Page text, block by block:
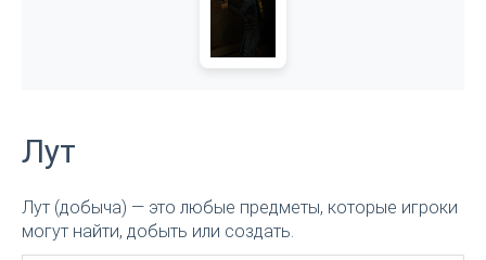
Лут
Лут (добыча) — это любые предметы, которые игроки
могут найти, добыть или создать.